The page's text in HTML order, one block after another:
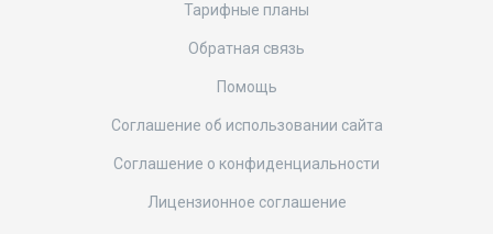
Тарифные планы
Обратная связь
Помощь
Соглашение об использовании сайта
Соглашение о конфиденциальности
Лицензионное соглашение